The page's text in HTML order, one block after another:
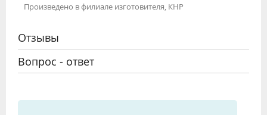
Произведено в филиале изготовителя, КНР
Отзывы
Вопрос - ответ